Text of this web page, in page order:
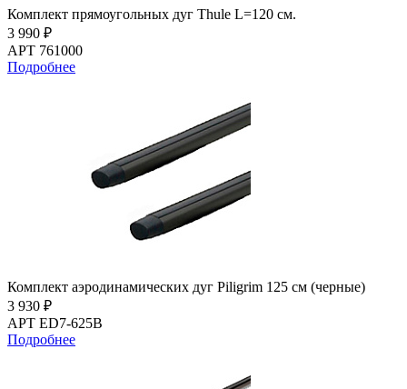
Комплект прямоугольных дуг Thule L=120 см.
3 990 ₽
АРТ 761000
Подробнее
Комплект аэродинамических дуг Piligrim 125 см (черные)
3 930 ₽
АРТ ED7-625B
Подробнее